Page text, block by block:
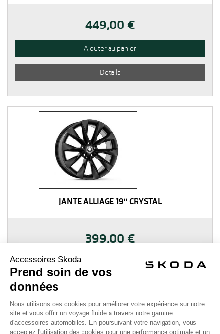
449,00 €
Ajouter au panier
Détails
JANTE ALLIAGE 19" CRYSTAL
399,00 €